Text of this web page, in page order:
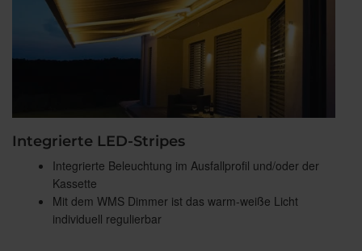
Integrierte LED-Stripes
Integrierte Beleuchtung im Ausfallprofil und/oder der
Kassette
Mit dem WMS Dimmer ist das warm-weiße Licht
individuell regulierbar